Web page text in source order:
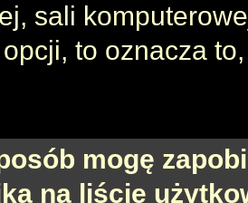
sali
to oznacza
mogę
na liście